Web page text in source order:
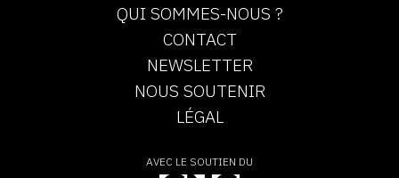
QUI SOMMES-NOUS ?
CONTACT
NEWSLETTER
NOUS SOUTENIR
LÉGAL
AVEC LE SOUTIEN DU